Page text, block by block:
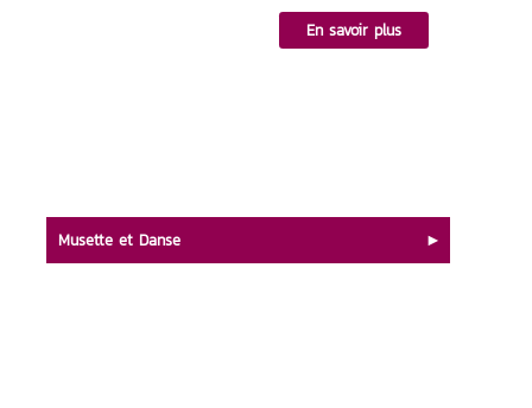
En savoir plus
Musette et Danse